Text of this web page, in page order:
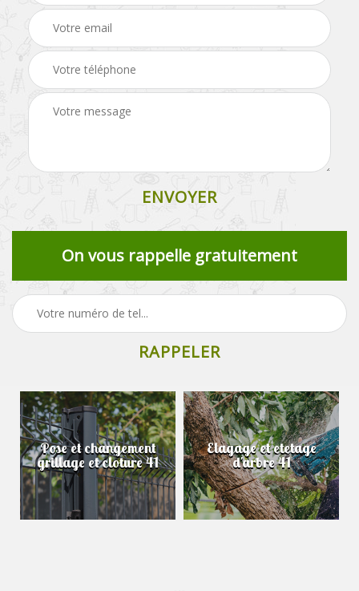
On vous rappelle gratuitement
Pose et changement
grillage et cloture 41
Elagage et etetage
d'arbre 41